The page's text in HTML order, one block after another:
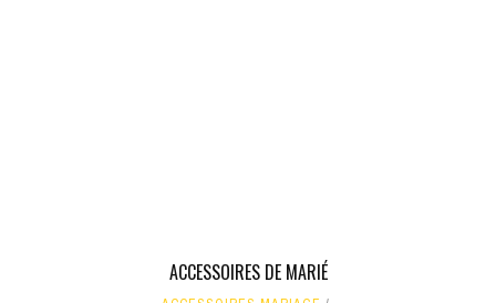
ACCESSOIRES DE MARIÉ